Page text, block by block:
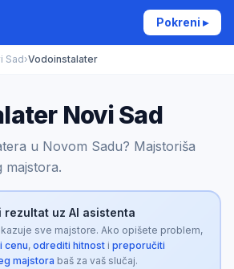
Pokreni ▸
Sad›Vodoinstalater
Novi Sad
u Novom Sadu? Majstoriša
majstora.
rezultat uz AI asistenta
sve majstore. Ako opišete problem,
cenu, odrediti hitnosti preporučiti
majstora baš za vaš slučaj.